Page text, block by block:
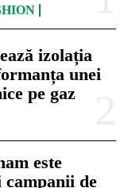
izolația
unei
pe gaz
este
campanii de